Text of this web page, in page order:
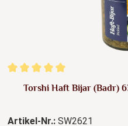
Durchschnittliche
Torshi Haft Bijar (Badr)
Artikel-Nr.: SW2621